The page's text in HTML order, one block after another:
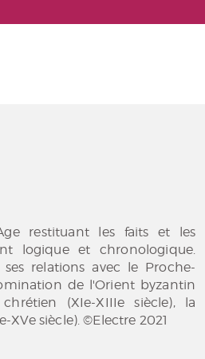
restituant les faits et les
logique et chronologique.
relations avec le Proche-
de l'Orient byzantin
(XIe-XIIIe siècle), la
siècle). ©Electre 2021